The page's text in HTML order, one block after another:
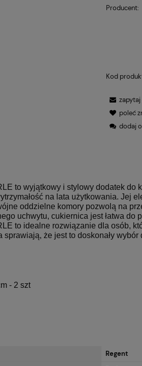
Producent:
Kod
poleć
dodaj
to wyjątkowy i stylowy dodatek do
na lata użytkowania. Jej
oddzielne komory pozwolą na
uchwytu, cukiernica jest łatwa
to idealne rozwiązanie dla osób,
że jest to doskonały wybór
- 2 szt
Regent